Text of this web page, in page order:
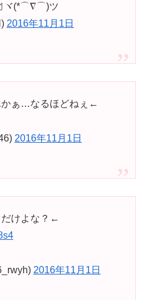
ヾ(*⌒∇⌒)ツ
2016年11月1日
かぁ…なるほどねぇ←
2016年11月1日
だけよな？←
2016年11月1日